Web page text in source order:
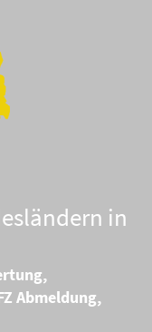
in
Abmeldung,